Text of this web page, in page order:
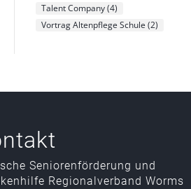
Talent Company(4)
Vortrag Altenpflege Schule (2)
Seniorenförderung und
Regionalverband Worms